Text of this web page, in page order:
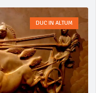
DUC IN ALTUM